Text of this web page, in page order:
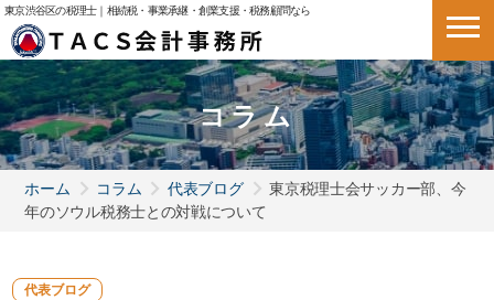
東京渋谷区の税理士｜相続税・事業承継・創業支援・税務顧問なら
コラム
ホーム コラム 代表ブログ
東京税理士会サッカー部、今
年のソウル税務士との対戦について
代表ブログ